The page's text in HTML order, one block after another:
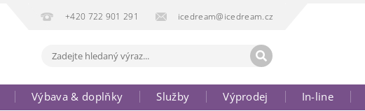
+420 722 901 291 icedream@icedream.cz
Výbava & doplňky Služby Výprodej In-line